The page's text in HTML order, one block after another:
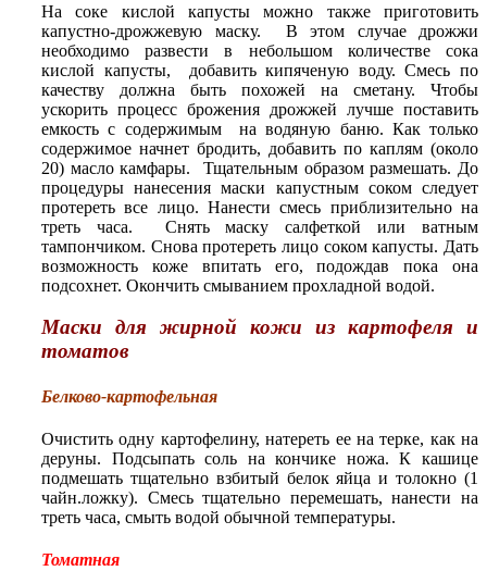
На соке кислой капусты можно также приготовить
капустно-дрожжевую маску. В этом случае дрожжи
необходимо развести в небольшом количестве сока
кислой капусты, добавить кипяченую воду. Смесь по
качеству должна быть похожей на сметану. Чтобы
ускорить процесс брожения дрожжей лучше поставить
емкость с содержимым на водяную баню. Как только
содержимое начнет бродить, добавить по каплям (около
20) масло камфары. Тщательным образом размешать. До
процедуры нанесения маски капустным соком следует
протереть все лицо. Нанести смесь приблизительно на
треть часа. Снять маску салфеткой или ватным
тампончиком. Снова протереть лицо соком капусты. Дать
возможность коже впитать его, подождав пока она
подсохнет. Окончить смыванием прохладной водой.
Маски для жирной кожи из картофеля и
томатов
Белково-картофельная
Очистить одну картофелину, натереть ее на терке, как на
деруны. Подсыпать соль на кончике ножа. К кашице
подмешать тщательно взбитый белок яйца и толокно (1
чайн.ложку). Смесь тщательно перемешать, нанести на
треть часа, смыть водой обычной температуры.
Томатная